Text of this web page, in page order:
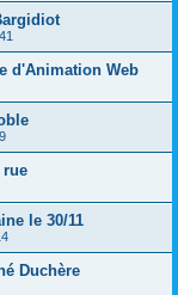
d'Animation Web
rue
le 30/11
Duchère